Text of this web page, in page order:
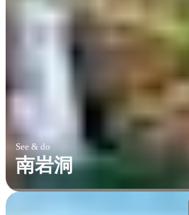
See & do
南岩洞